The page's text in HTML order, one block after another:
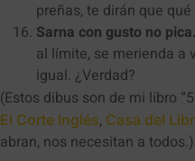
preñas, te dirán que
Sarna con gusto no pica.
al límite, se merienda a
igual. ¿Verdad?
(Estos dibus son de mi libro
El Corte Inglés, Casa del
abran, nos necesitan a todos.)